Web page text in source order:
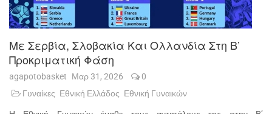
Με Σερβία, Σλοβακία Και Ολλανδία Στη Β’
Προκριματική Φάση
agapotobasket Μαρ 31, 2026
0
Γυναίκες Εθνική Ελλάδος Εθνική Γυναικών